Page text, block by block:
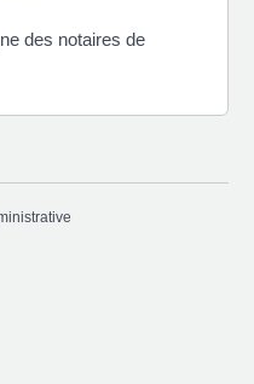
des notaires de